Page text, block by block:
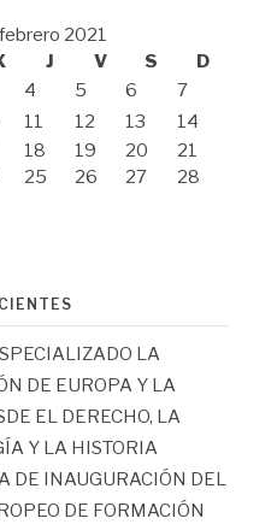
febrero 2021
J V S
D
4 5 6
7
11 12 13
14
18 19 20
21
25 26 27 28
LA
DE EUROPA Y LA
EL DERECHO, LA
Y LA HISTORIA
DE INAUGURACIÓN DEL
DE FORMACIÓN